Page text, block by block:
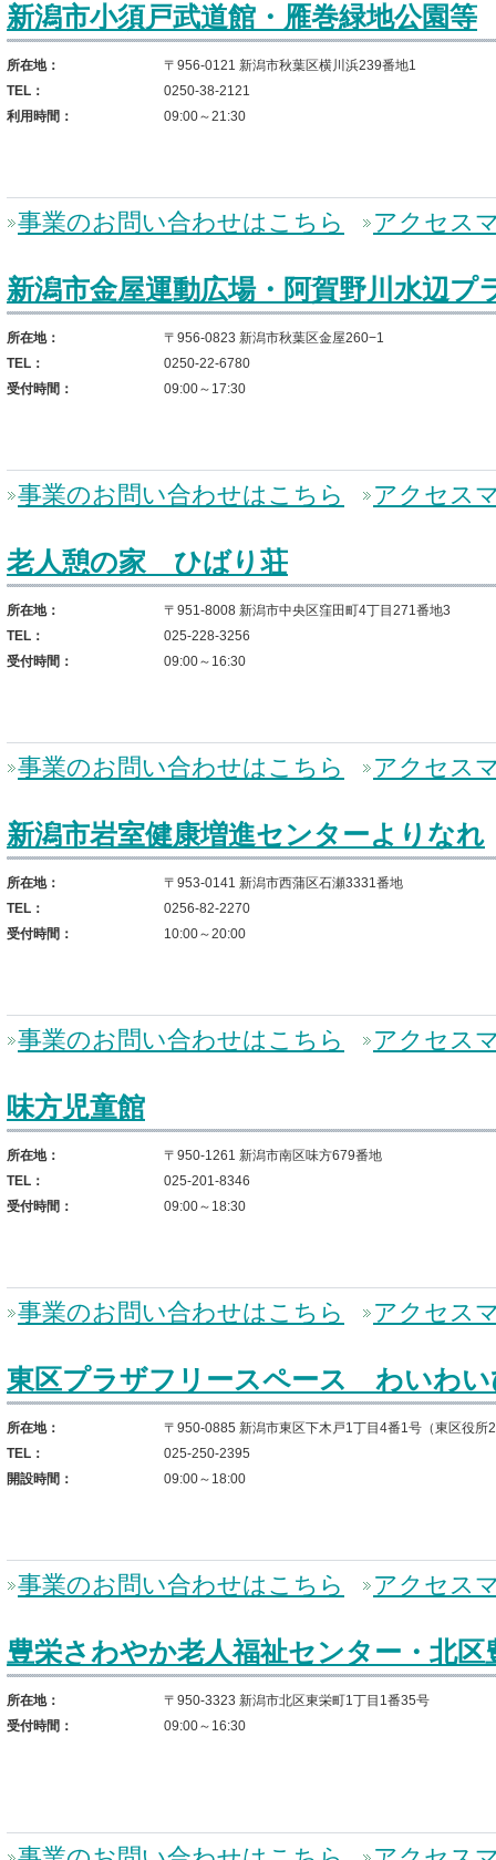
新潟市小須戸武道館・雁巻緑地公園等
所在地：
〒956-0121 新潟市秋葉区横川浜239番地1
TEL：
0250-38-2121
利用時間：
09:00～21:30
事業のお問い合わせはこちら アクセス
新潟市金屋運動広場・阿賀野川水辺プ
所在地：
〒956-0823 新潟市秋葉区金屋260−1
TEL：
0250-22-6780
受付時間：
09:00～17:30
事業のお問い合わせはこちら アクセス
老人憩の家 ひばり荘
所在地：
〒951-8008 新潟市中央区窪田町4丁目271番地3
TEL：
025-228-3256
受付時間：
09:00～16:30
事業のお問い合わせはこちら アクセス
新潟市岩室健康増進センターよりなれ
所在地：
〒953-0141 新潟市西蒲区石瀬3331番地
TEL：
0256-82-2270
受付時間：
10:00～20:00
事業のお問い合わせはこちら アクセス
味方児童館
所在地：
〒950-1261 新潟市南区味方679番地
TEL：
025-201-8346
受付時間：
09:00～18:30
事業のお問い合わせはこちら アクセス
東区プラザフリースペース わいわい
所在地：
〒950-0885 新潟市東区下木戸1丁目4番1号（東区役所
TEL：
025-250-2395
開設時間：
09:00～18:00
事業のお問い合わせはこちら アクセス
豊栄さわやか老人福祉センター・北
所在地：
〒950-3323 新潟市北区東栄町1丁目1番35号
受付時間：
09:00～16:30